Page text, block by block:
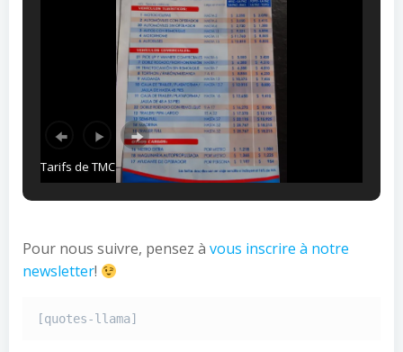
Tarifs de TMC
Pour nous suivre, pensez à vous inscrire à notre
newsletter!
[quotes-llama]